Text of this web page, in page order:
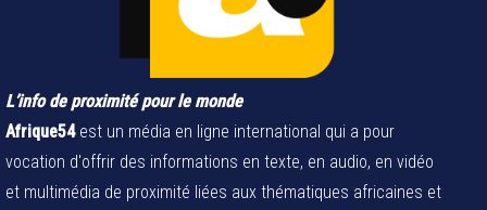
L’info de proximité pour le monde
Afrique54est un média en ligne international qui a pour
vocation d'offrir des informations en texte, en audio, en vidéo
et multimédia de proximité liées aux thématiques africaines et